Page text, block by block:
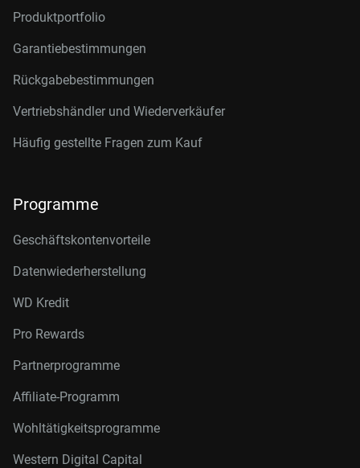
Produktportfolio
Garantiebestimmungen
Rückgabebestimmungen
Vertriebshändler und Wiederverkäufer
Häufig gestellte Fragen zum Kauf
Programme
Geschäftskontenvorteile
Datenwiederherstellung
WD Kredit
Pro Rewards
Partnerprogramme
Affiliate-Programm
Wohltätigkeitsprogramme
Western Digital Capital